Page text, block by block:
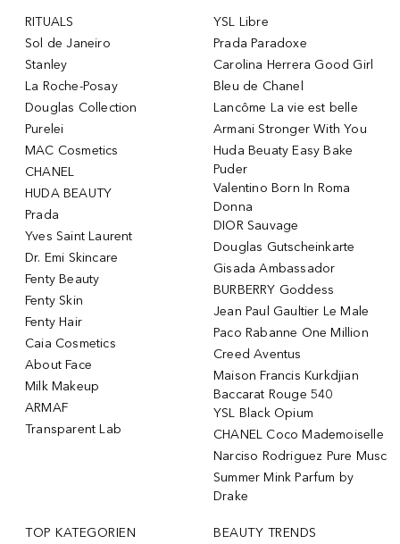
RITUALS
Sol de Janeiro
Stanley
La Roche-Posay
Douglas Collection
Purelei
MAC Cosmetics
CHANEL
HUDA BEAUTY
Prada
Yves Saint Laurent
Dr. Emi Skincare
Fenty Beauty
Fenty Skin
Fenty Hair
Caia Cosmetics
About Face
Milk Makeup
ARMAF
Transparent Lab
YSL Libre
Prada Paradoxe
Carolina Herrera Good Girl
Bleu de Chanel
Lancôme La vie est belle
Armani Stronger With You
Huda Beuaty Easy Bake
Puder
Valentino Born In Roma
Donna
DIOR Sauvage
Douglas Gutscheinkarte
Gisada Ambassador
BURBERRY Goddess
Jean Paul Gaultier Le Male
Paco Rabanne One Million
Creed Aventus
Maison Francis Kurkdjian
Baccarat Rouge 540
YSL Black Opium
CHANEL Coco Mademoiselle
Narciso Rodriguez Pure Musc
Summer Mink Parfum by
Drake
TOP KATEGORIEN BEAUTY TRENDS